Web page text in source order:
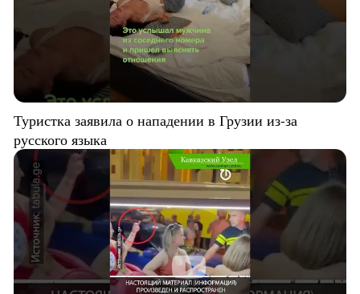
Туристка заявила о нападении в Грузии из-за
русского языка